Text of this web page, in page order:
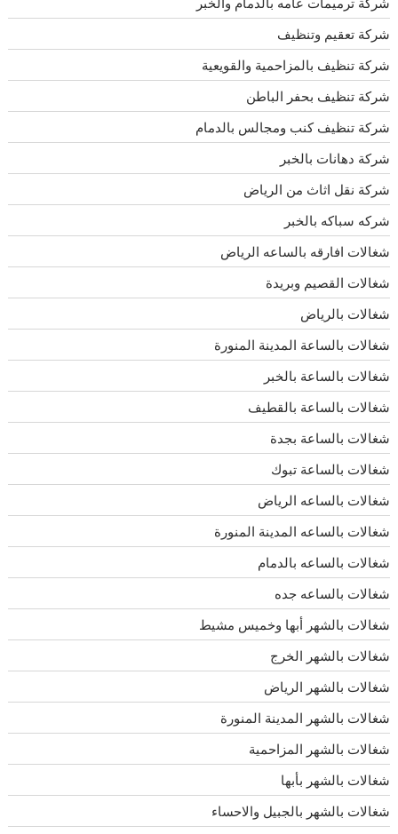
شركة تعقيم وتنظيف
شركة تنظيف بالمزاحمية والقويعية
شركة تنظيف بحفر الباطن
شركة تنظيف كنب ومجالس بالدمام
شركة دهانات بالخبر
شركة نقل اثاث من الرياض
شركه سباكه بالخبر
شغالات افارقه بالساعه الرياض
شغالات القصيم وبريدة
شغالات بالرياض
شغالات بالساعة المدينة المنورة
شغالات بالساعة بالخبر
شغالات بالساعة بالقطيف
شغالات بالساعة بجدة
شغالات بالساعة تبوك
شغالات بالساعه الرياض
شغالات بالساعه المدينة المنورة
شغالات بالساعه بالدمام
شغالات بالساعه جده
شغالات بالشهر أبها وخميس مشيط
شغالات بالشهر الخرج
شغالات بالشهر الرياض
شغالات بالشهر المدينة المنورة
شغالات بالشهر المزاحمية
شغالات بالشهر بأبها
شغالات بالشهر بالجبيل والاحساء